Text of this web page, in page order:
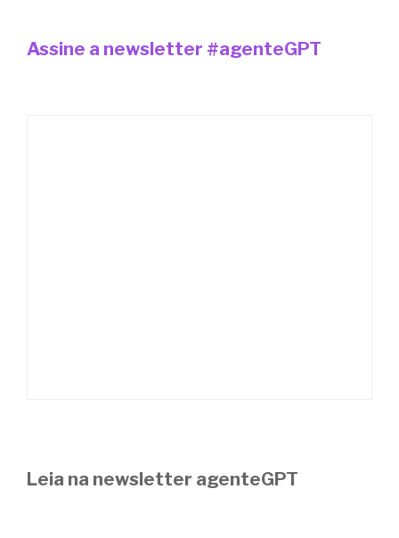
Assine a newsletter #agenteGPT
Leia na newsletter agenteGPT